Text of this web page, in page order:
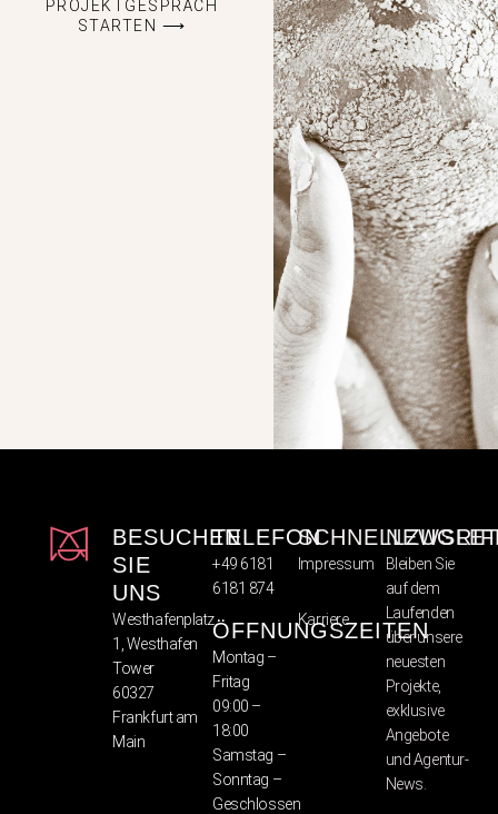
PROJEKTGESPRÄCH
STARTEN ⟶
BESUCHEN
SIE
UNS
Westhafenplatz
1, Westhafen
Tower
60327
Frankfurt am
Main
TELEFON
+49 6181
6181 874
ÖFFNUNGSZEITEN
Montag –
Fritag
09:00 –
18:00
Samstag –
Sonntag –
Geschlossen
Impressum
Karriere
Bleiben Sie
auf dem
Laufenden
über unsere
neuesten
Projekte,
exklusive
Angebote
und Agentur-
News.